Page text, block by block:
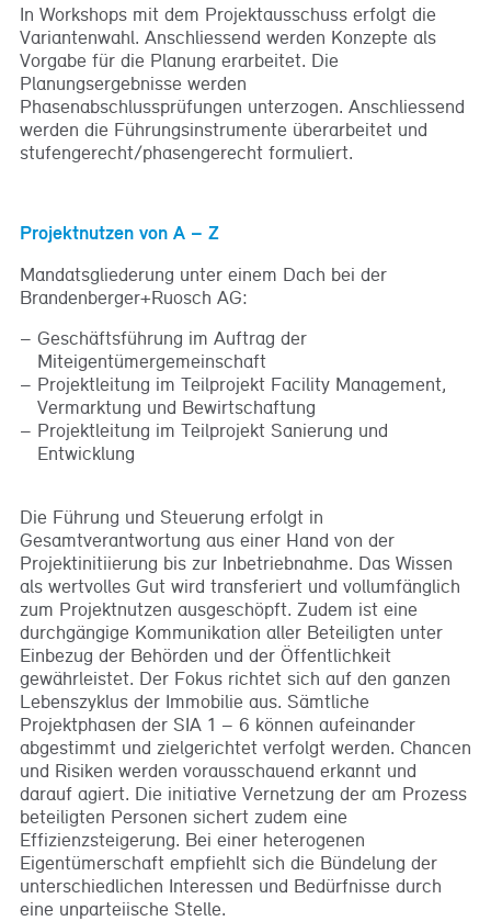
In Workshops mit dem Projektausschuss erfolgt die
Variantenwahl. Anschliessend werden Konzepte als
Vorgabe für die Planung erarbeitet. Die
Planungsergebnisse werden
Phasenabschlussprüfungen unterzogen. Anschliessend
werden die Führungsinstrumente überarbeitet und
stufengerecht/phasengerecht formuliert.
Projektnutzen von A – Z
Mandatsgliederung unter einem Dach bei der
Brandenberger+Ruosch AG:
Geschäftsführung im Auftrag der
Miteigentümergemeinschaft
Projektleitung im Teilprojekt Facility Management,
Vermarktung und Bewirtschaftung
Projektleitung im Teilprojekt Sanierung und
Entwicklung
Die Führung und Steuerung erfolgt in
Gesamtverantwortung aus einer Hand von der
Projektinitiierung bis zur Inbetriebnahme. Das Wissen
als wertvolles Gut wird transferiert und vollumfänglich
zum Projektnutzen ausgeschöpft. Zudem ist eine
durchgängige Kommunikation aller Beteiligten unter
Einbezug der Behörden und der Öffentlichkeit
gewährleistet. Der Fokus richtet sich auf den ganzen
Lebenszyklus der Immobilie aus. Sämtliche
Projektphasen der SIA 1 – 6 können aufeinander
abgestimmt und zielgerichtet verfolgt werden. Chancen
und Risiken werden vorausschauend erkannt und
darauf agiert. Die initiative Vernetzung der am Prozess
beteiligten Personen sichert zudem eine
Effizienzsteigerung. Bei einer heterogenen
Eigentümerschaft empfiehlt sich die Bündelung der
unterschiedlichen Interessen und Bedürfnisse durch
eine unparteiische Stelle.